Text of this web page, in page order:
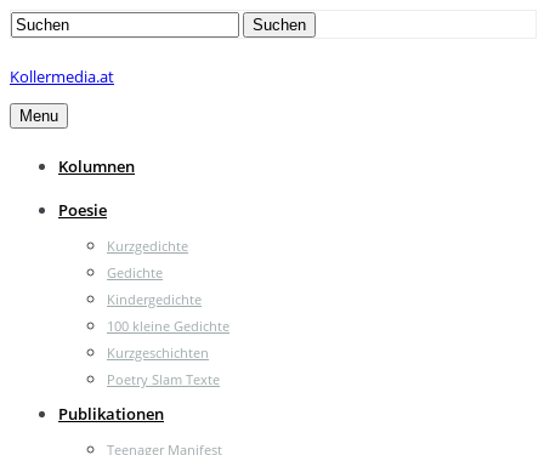
Search
Suchen
Kollermedia.at
Menu
Kolumnen
Poesie
Kurzgedichte
Gedichte
Kindergedichte
100 kleine Gedichte
Kurzgeschichten
Poetry Slam Texte
Publikationen
Teenager Manifest